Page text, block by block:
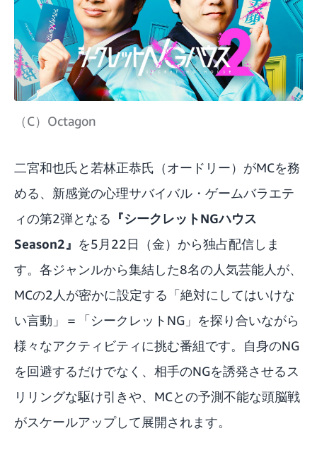
（C）Octagon
二宮和也氏と若林正恭氏（オードリー）がMCを務
める、新感覚の心理サバイバル・ゲームバラエテ
ィの第2弾となる 『シークレットNGハウス
Season2』 を5月22日（金）から独占配信しま
す。各ジャンルから集結した8名の人気芸能人が、
MCの2人が密かに設定する「絶対にしてはいけな
い言動」＝「シークレットNG」を探り合いながら
様々なアクティビティに挑む番組です。自身のNG
を回避するだけでなく、相手のNGを誘発させるス
リリングな駆け引きや、MCとの予測不能な頭脳戦
がスケールアップして展開されます。